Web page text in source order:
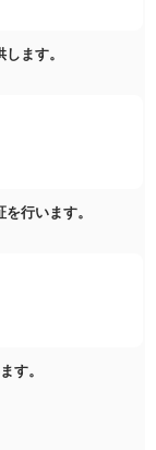
ます。
行います。
す。